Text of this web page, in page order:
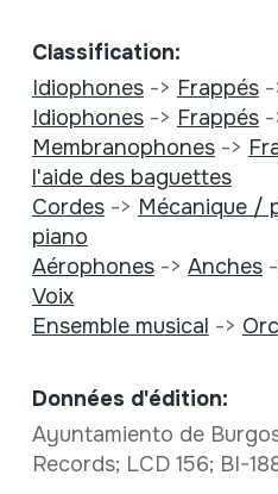
Classification:
Idiophones-> Frappés-
Idiophones-> Frappés-
Membranophones->
l'aide des baguettes
Cordes-> Mécanique /
piano
Aérophones-> Anches-
Voix
Ensemble musical ->
Données d'édition:
Ayuntamiento de
Records; LCD 156; BI-